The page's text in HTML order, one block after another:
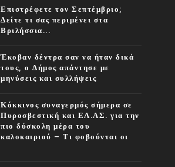
Επιστρέφετε τον Σεπτέμβριο;
Δείτε τι σας περιμένει στα
Βριλήσσια...
Έκοβαν δέντρα σαν να ήταν δικά
τους, ο Δήμος απάντησε με
μηνύσεις και συλλήψεις
Κόκκινος συναγερμός σήμερα σε
Πυροσβεστική και ΕΛ.ΑΣ. για την
πιο δύσκολη μέρα του
καλοκαιριού – Τι φοβούνται οι